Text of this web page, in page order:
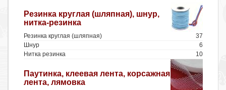
Резинка круглая (шляпная), шнур,
нитка-резинка
37
Резинка круглая (шляпная)
6
Шнур
10
Нитка резинка
Паутинка, клеевая лента, корсажная
лента, лямовка